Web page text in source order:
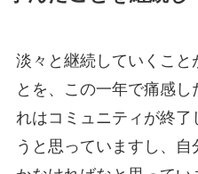
淡々と継続していくこと
とを、この一年で痛感
れはコミュニティが終了
うと思っていますし、